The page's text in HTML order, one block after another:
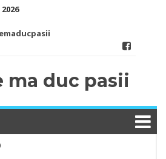
ma duc pasii